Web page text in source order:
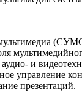
и
управление
презентаций.